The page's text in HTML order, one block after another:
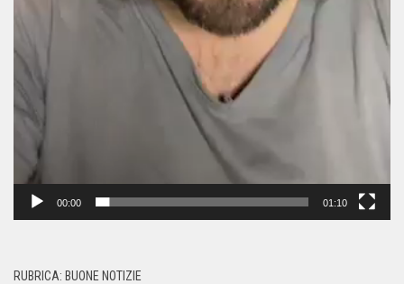
00:00 01:10
RUBRICA: BUONE NOTIZIE